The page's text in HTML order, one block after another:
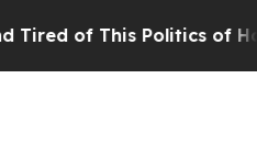
of This Politics of